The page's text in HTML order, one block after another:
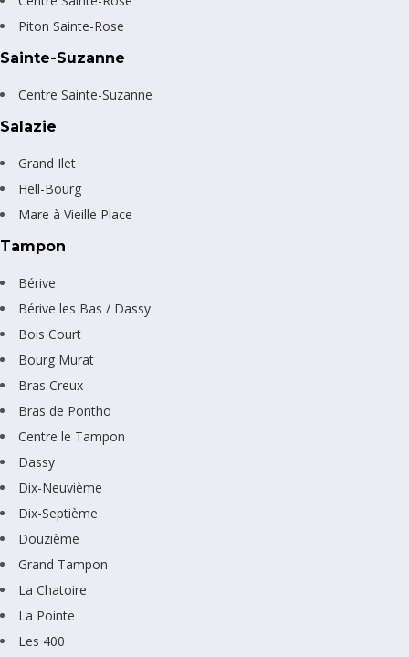
Piton Sainte-Rose
Sainte-Suzanne
Centre Sainte-Suzanne
Salazie
Grand Ilet
Hell-Bourg
Mare à Vieille Place
Tampon
Bérive
Bérive les Bas / Dassy
Bois Court
Bourg Murat
Bras Creux
Bras de Pontho
Centre le Tampon
Dassy
Dix-Neuvième
Dix-Septième
Douzième
Grand Tampon
La Chatoire
La Pointe
Les 400